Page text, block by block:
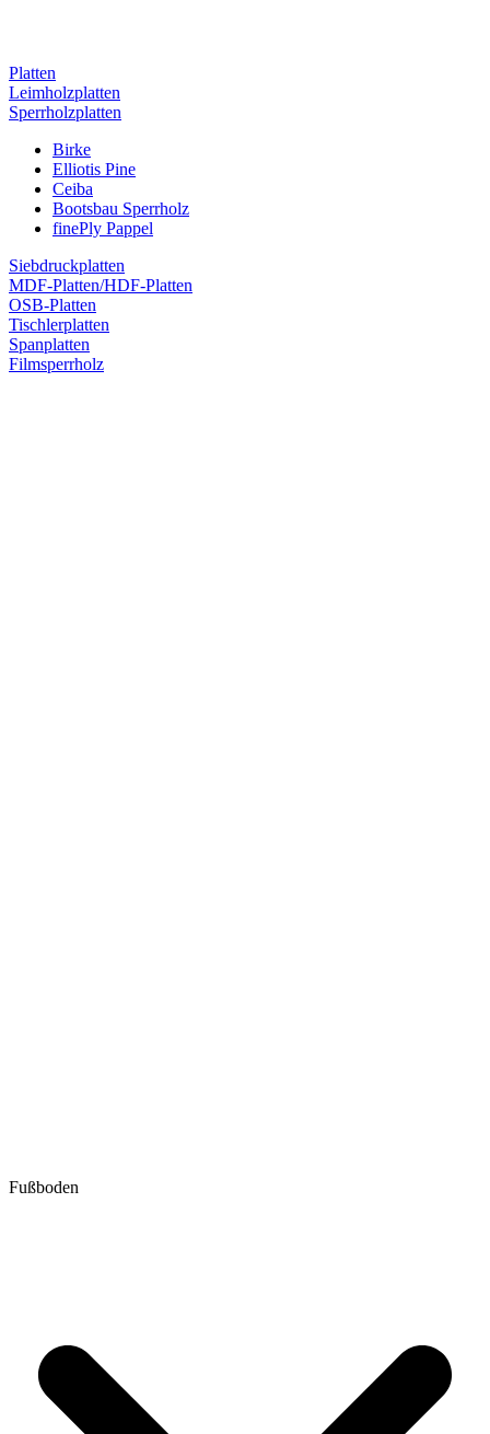
Platten
Leimholzplatten
Sperrholzplatten
Birke
Elliotis Pine
Ceiba
Bootsbau Sperrholz
finePly Pappel
Siebdruckplatten
MDF-Platten/HDF-Platten
OSB-Platten
Tischlerplatten
Spanplatten
Filmsperrholz
Fußboden